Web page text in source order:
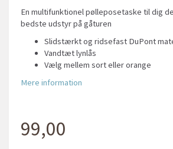
En multifunktionel pølleposetaske til dig
bedste udstyr på gåturen
Slidstærkt og ridsefast DuPont
Vandtæt lynlås
Vælg mellem sort eller orange
Mere information
99,00